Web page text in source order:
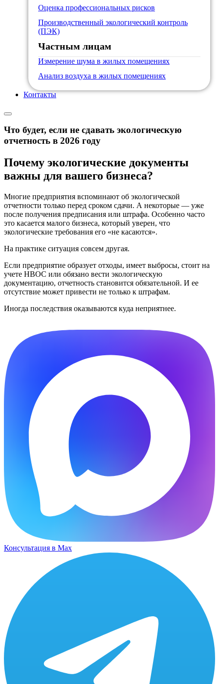
Оценка профессиональных рисков
Производственный экологический контроль
(ПЭК)
Частным лицам
Измерение шума в жилых помещениях
Анализ воздуха в жилых помещениях
Контакты
Что будет, если не сдавать экологическую
отчетность в 2026 году
Почему экологические документы
важны для вашего бизнеса?
Многие предприятия вспоминают об экологической
отчетности только перед сроком сдачи. А некоторые — уже
после получения предписания или штрафа. Особенно часто
это касается малого бизнеса, который уверен, что
экологические требования его «не касаются».
На практике ситуация совсем другая.
Если предприятие образует отходы, имеет выбросы, стоит на
учете НВОС или обязано вести экологическую
документацию, отчетность становится обязательной. И ее
отсутствие может привести не только к штрафам.
Иногда последствия оказываются куда неприятнее.
Консультация в Max